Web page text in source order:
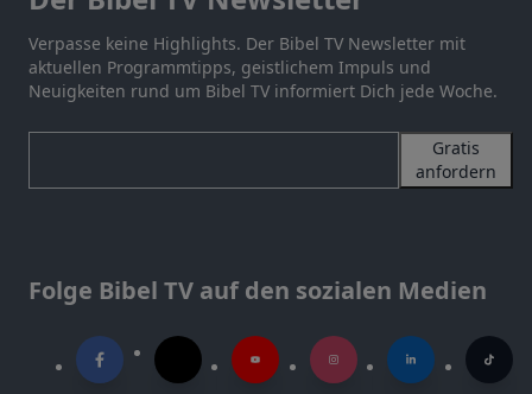
Verpasse keine Highlights. Der Bibel TV Newsletter mit
aktuellen Programmtipps, geistlichem Impuls und
Neuigkeiten rund um Bibel TV informiert Dich jede Woche.
Gratis
anfordern
Folge Bibel TV auf den sozialen Medien